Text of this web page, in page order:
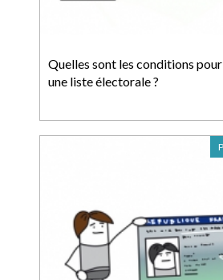
Quelles sont les conditions
une liste électorale ?